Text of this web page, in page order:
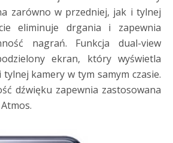
zarówno w przedniej, jak i tylnej
eliminuje drgania i zapewnia
nagrań. Funkcja dual-view
ekran, który wyświetla
kamery w tym samym czasie.
dźwięku zapewnia zastosowana